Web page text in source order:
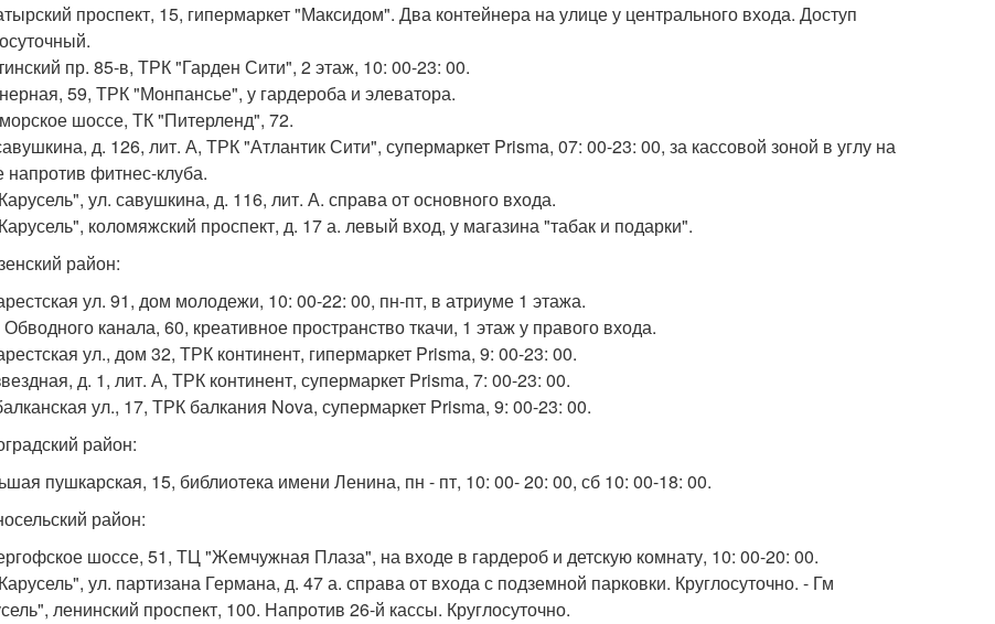
проспект, 15, гипермаркет "Максидом". Два контейнера на улице у центрального входа. Доступ
пр. 85-в, ТРК "Гарден Сити", 2 этаж, 10: 00-23: 00.
59, ТРК "Монпансье", у гардероба и элеватора.
шоссе, ТК "Питерленд", 72.
д. 126, лит. А, ТРК "Атлантик Сити", супермаркет Prisma, 07: 00-23: 00, за кассовой зоной в углу на
напротив фитнес-клуба.
ул. савушкина, д. 116, лит. А. справа от основного входа.
коломяжский проспект, д. 17 а. левый вход, у магазина "табак и подарки".
район:
ул. 91, дом молодежи, 10: 00-22: 00, пн-пт, в атриуме 1 этажа.
канала, 60, креативное пространство ткачи, 1 этаж у правого входа.
ул., дом 32, ТРК континент, гипермаркет Prisma, 9: 00-23: 00.
д. 1, лит. А, ТРК континент, супермаркет Prisma, 7: 00-23: 00.
ул., 17, ТРК балкания Nova, супермаркет Prisma, 9: 00-23: 00.
район:
пушкарская, 15, библиотека имени Ленина, пн - пт, 10: 00- 20: 00, сб 10: 00-18: 00.
район:
шоссе, 51, ТЦ "Жемчужная Плаза", на входе в гардероб и детскую комнату, 10: 00-20: 00.
ул. партизана Германа, д. 47 а. справа от входа с подземной парковки. Круглосуточно. - Гм
ленинский проспект, 100. Напротив 26-й кассы. Круглосуточно.